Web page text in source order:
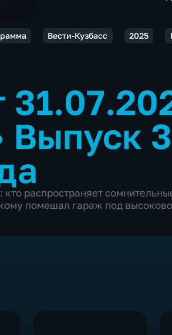
Вести-Кузбасс 2025
Выпуск
распространяет
помешал гараж под